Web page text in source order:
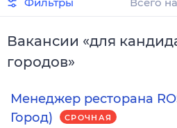
Вакансии «для
городов»
Менеджер ресторана
Город)
СРОЧНАЯ